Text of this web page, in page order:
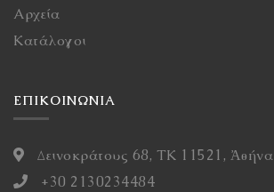
Αρχεία
Κατάλογοι
ΕΠΙΚΟΙΝΩΝΙΑ
Δεινοκράτους 68, ΤΚ 11521, Ἀθήνα
+30 2130234484